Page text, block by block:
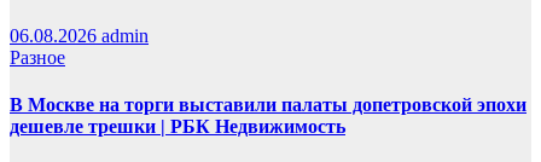
06.08.2026 admin
Разное
В Москве на торги выставили палаты допетровской эпохи
дешевле трешки | РБК Недвижимость